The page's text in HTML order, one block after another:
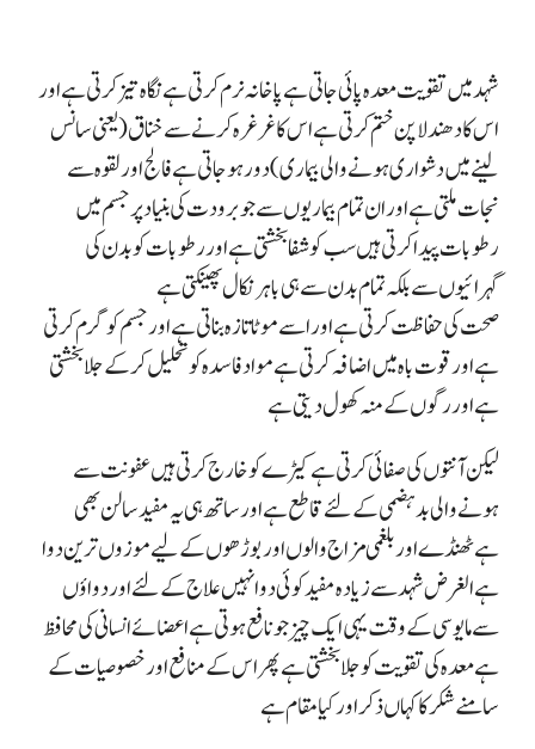
شہد میں تقویت معدہ پائی جاتی ہے پاخانہ نرم کرتی ہےنگاہ تیز کرتی ہے اور
اس کا دھندلا پن ختم کرتی ہےاس کا غرغرہ کرنے سے خناق( یعنی سانس
لینے میں دشواری ہونے والی بیماری) دور ہو جاتی ہےفالج اور لقوہ سے
نجات ملتی ہے اور ان تمام بیماریوں سےجوبرودت کی بنیاد پر جسم میں
رطوبات پیدا کرتی ہیں سب کو شفا بخشتی ہےاور رطوبات کو بدن کی
گہرائیوں سے بلکہ تمام بدن سے ہی باہر نکال پھینکتی ہے
صحت کی حفاظت کرتی ہے اور اسے موٹا تازہ بناتی ہے اور جسم کو گرم کرتی
ہے اور قوت باہ میں اضافہ کرتی ہےمواد فاسدہ کو تحلیل کر کے جلا بخشتی
ہے اور رگوں کے منہ کھول دیتی ہے
لیکن آنتوں کی صفائی کرتی ہے کیڑے کو خارج کرتی ہیںعفونت سے
ہونے والی بد ہضمی کے لئے قاطع ہےاور ساتھ ہی یہ مفید سالن بھی
ہےٹھنڈے اور بلغمی مزاج والوں اور بوڑھوں کے لیے موزوں ترین دوا
ہےالغرض شہد سے زیادہ مفید کوئی دوا نہیںعلاج کے لئے اور دواؤں
سے مایوسی کے وقت یہی ایک چیز جو نافع ہوتی ہے اعضائے انسانی کی محافظ
ہےمعدہ کی تقویت کو جلا بخشتی ہےپھر اس کے منافع اور خصوصیات کے
سامنے شکر کا کہاں ذکر اور کیا مقام ہے